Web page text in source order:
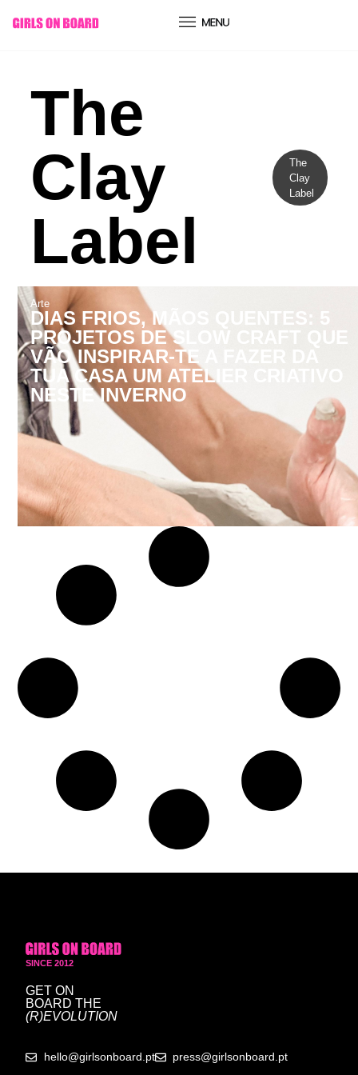
conteúdo
The
Clay
Label
The
Clay
Label
Arte
DIAS FRIOS, MÃOS QUENTES: 5
PROJETOS DE SLOW CRAFT QUE
VÃO INSPIRAR-TE A FAZER DA
TUA CASA UM ATELIER CRIATIVO
NESTE INVERNO
SINCE 2012
GET ON
BOARD THE
(R)EVOLUTION
hello@girlsonboard.pt press@girlsonboard.pt